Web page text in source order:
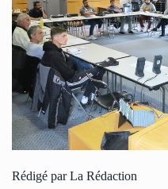
Rédigé par La Rédaction